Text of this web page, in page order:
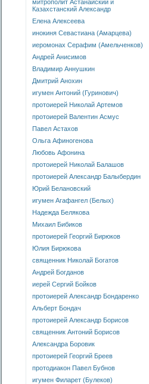
митрополит Астанайский и
Казахстанский Александр
Елена Алексеева
инокиня Севастиана (Амарцева)
иеромонах Серафим (Амельченков)
Андрей Анисимов
Владимир Аннушкин
Дмитрий Анохин
игумен Антоний (Гуринович)
протоиерей Николай Артемов
протоиерей Валентин Асмус
Павел Астахов
Ольга Афиногенова
Любовь Афонина
протоиерей Николай Балашов
протоиерей Александр Балыбердин
Юрий Белановский
игумен Агафангел (Белых)
Надежда Белякова
Михаил Бибиков
протоиерей Георгий Бирюков
Юлия Бирюкова
священник Николай Богатов
Андрей Богданов
иерей Сергий Бойков
протоиерей Александр Бондаренко
Альберт Бондач
протоиерей Александр Борисов
священник Антоний Борисов
Александра Боровик
протоиерей Георгий Бреев
протодиакон Павел Бубнов
игумен Филарет (Булеков)